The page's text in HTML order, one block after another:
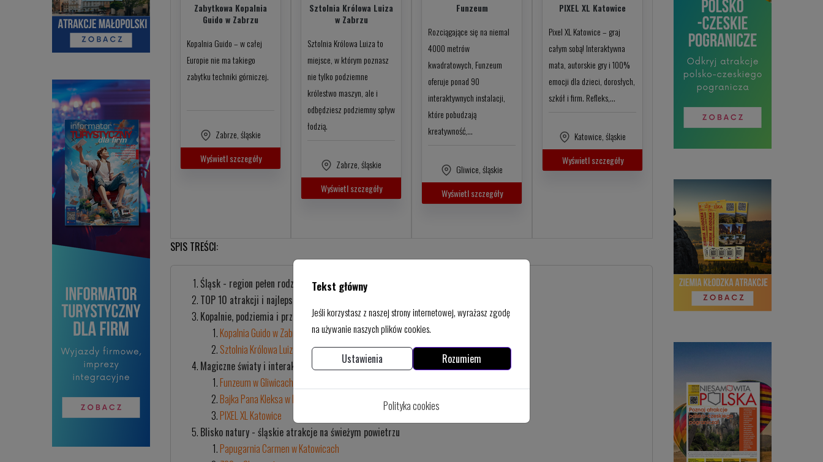
Zabytkowa Kopalnia
Guido w Zabrzu
Kopalnia Guido – w całej
Europie nie ma takiego
zabytku techniki górniczej.
Zabrze,śląskie
Wyświetl szczegóły
Sztolnia Królowa Luiza
w Zabrzu
Sztolnia Królowa Luiza to
miejsce, w którym poznasz
nie tylko podziemne
królestwo maszyn, ale i
odbędziesz podziemny spływ
łodzią.
Zabrze,śląskie
Wyświetl szczegóły
Funzeum
Rozciągające się na niemal
4000 metrów
kwadratowych, Funzeum
oferuje ponad 90
interaktywnych instalacji,
które pobudzają
kreatywność,…
Gliwice,śląskie
Wyświetl szczegóły
PIXEL XL Katowice
Pixel XL Katowice – graj
całym sobą! Interaktywna
mata, autorskie gry i 100%
emocji dla dzieci, dorosłych,
szkół i firm. Refleks,…
Katowice,śląskie
Wyświetl szczegóły
SPIS TREŚCI:
Śląsk - region pełen rodzinnych przygód i ciekawych miejsc
TOP 10 atrakcji i najlepszych miejsc Śląska dla rodzin z dziećmi
Kopalnie, podziemia i przemysłowe tajemnice - warto zobaczyć
Kopalnia Guido w Zabrzu - warto odwiedzić
Sztolnia Królowa Luiza - najlepsze atrakcje dla rodzin
Magiczne światy i interaktywne zabawy - poznaj atrakcje miasta
Funzeum w Gliwicach - najbardziej kolorowa przygoda na Śląsku
Bajka Pana Kleksa w Katowicach - najlepsze atrakcje dla dzieci
PIXEL XL Katowice
Blisko natury - śląskie atrakcje na świeżym powietrzu
Papugarnia Carmen w Katowicach
Tekst główny
Jeśli korzystasz z naszej strony internetowej, wyrażasz zgodę
na używanie naszych plików cookies.
Ustawienia Rozumiem
Polityka cookies